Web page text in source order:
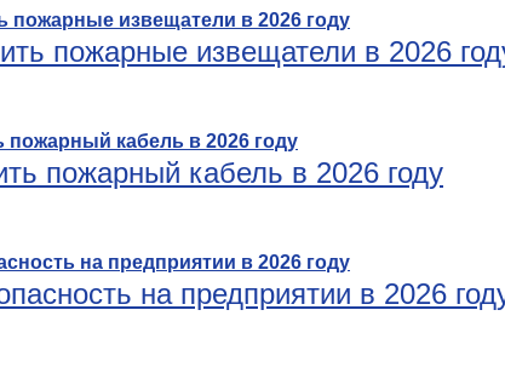
пожарные извещатели в 2026
пожарный кабель в 2026 году
на предприятии в 2026